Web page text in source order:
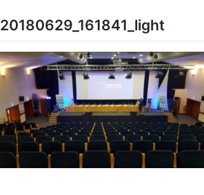
content
20180629_161841_light